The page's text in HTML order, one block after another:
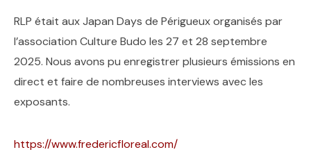
RLP était aux Japan Days de Périgueux organisés par
l’association Culture Budo les 27 et 28 septembre
2025. Nous avons pu enregistrer plusieurs émissions en
direct et faire de nombreuses interviews avec les
exposants.
https://www.fredericfloreal.com/